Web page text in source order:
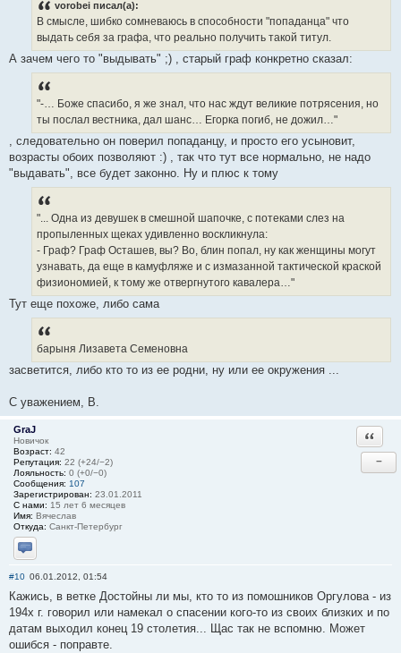
vorobei писал(а):
В смысле, шибко сомневаюсь в способности "попаданца" что
выдать себя за графа, что реально получить такой титул.
А зачем чего то "выдывать" ;) , старый граф конкретно сказал:
"-… Боже спасибо, я же знал, что нас ждут великие потрясения, но
ты послал вестника, дал шанс… Егорка погиб, не дожил…"
, следовательно он поверил попаданцу, и просто его усыновит,
возрасты обоих позволяют :) , так что тут все нормально, не надо
"выдавать", все будет законно. Ну и плюс к тому
"... Одна из девушек в смешной шапочке, с потеками слез на
пропыленных щеках удивленно воскликнула:
- Граф? Граф Осташев, вы? Во, блин попал, ну как женщины могут
узнавать, да еще в камуфляже и с измазанной тактической краской
физиономией, к тому же отвергнутого кавалера…"
Тут еще похоже, либо сама
барыня Лизавета Семеновна
засветится, либо кто то из ее родни, ну или ее окружения ...
С уважением, В.
GraJ
Новичок
Возраст: 42
Репутация: 22 (+24/−2)
Лояльность: 0 (+0/−0)
Сообщения: 107
Зарегистрирован: 23.01.2011
С нами: 15 лет 6 месяцев
Имя: Вячеслав
Откуда: Санкт-Петербург
Отправить личное сообщение
−
#10 06.01.2012, 01:54
Кажись, в ветке Достойны ли мы, кто то из помошников Оргулова - из
194х г. говорил или намекал о спасении кого-то из своих близких и по
датам выходил конец 19 столетия... Щас так не вспомню. Может
ошибся - поправте.